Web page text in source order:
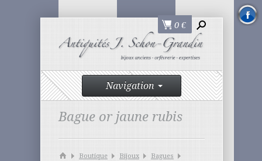
0 €
Navigation
Bague or jaune rubis
Boutique Bijoux Bagues